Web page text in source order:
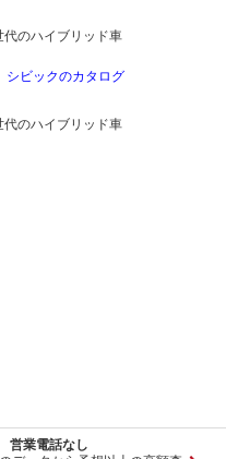
のハイブリッド車
シビックのカタログ
のハイブリッド車
営業電話なし